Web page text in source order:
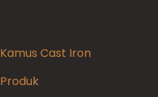
Kamus Cast Iron
Produk